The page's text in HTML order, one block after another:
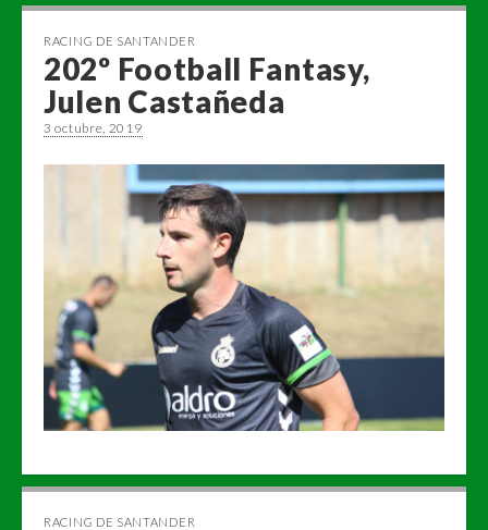
RACING DE SANTANDER
202º Football Fantasy,
Julen Castañeda
3 octubre, 2019
RACING DE SANTANDER